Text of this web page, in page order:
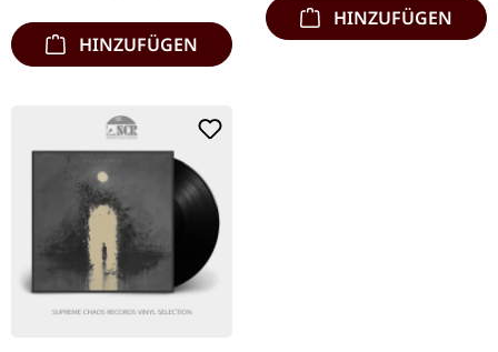
HINZUFÜGEN
HINZUFÜGEN